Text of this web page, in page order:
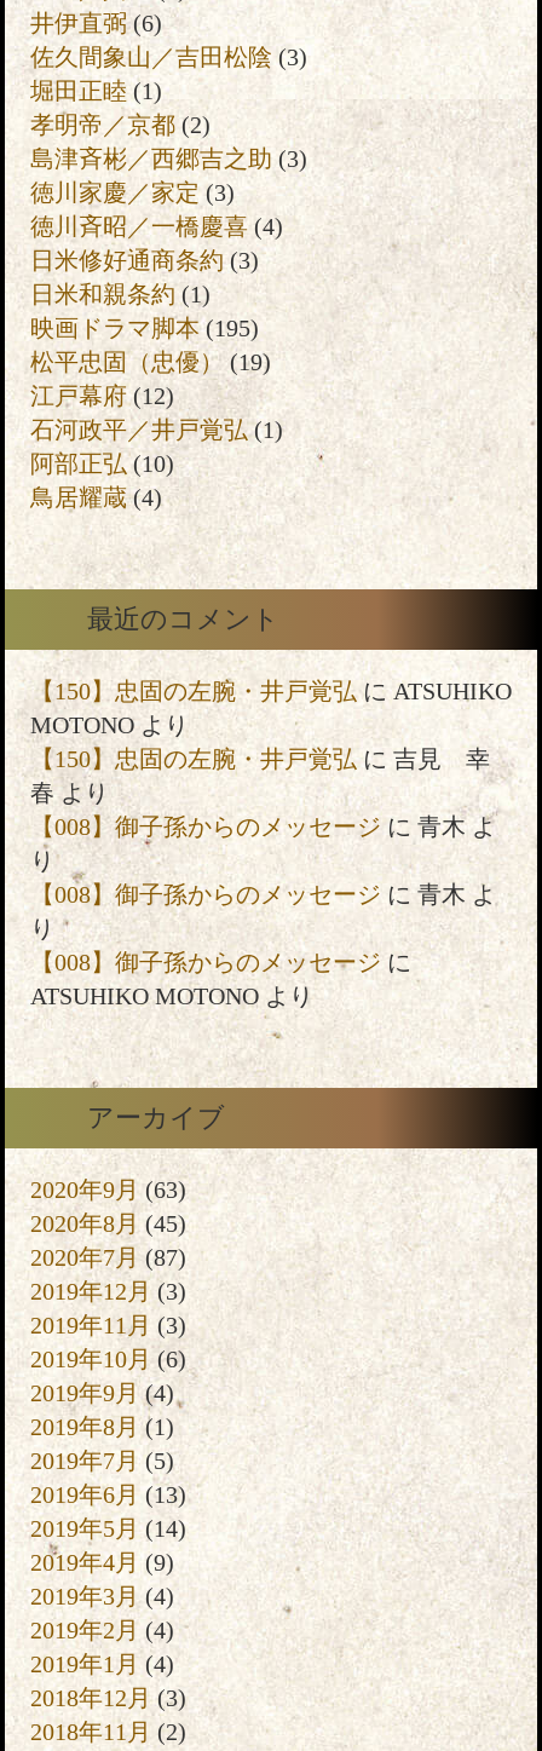
井伊直弼(6)
佐久間象山／吉田松陰(3)
堀田正睦 (1)
孝明帝／京都(2)
島津斉彬／西郷吉之助 (3)
徳川家慶／家定(3)
徳川斉昭／一橋慶喜(4)
日米修好通商条約(3)
日米和親条約 (1)
映画ドラマ脚本(195)
松平忠固（忠優） (19)
江戸幕府(12)
石河政平／井戸覚弘(1)
阿部正弘(10)
鳥居耀蔵(4)
最近のコメント
【150】忠固の左腕・井戸覚弘に ATSUHIKO
MOTONOより
【150】忠固の左腕・井戸覚弘 に 吉見 幸
春より
【008】御子孫からのメッセージに 青木よ
り
【008】御子孫からのメッセージ に 青木 よ
り
【008】御子孫からのメッセージに
ATSUHIKO MOTONOより
アーカイブ
2020年9月(63)
2020年8月 (45)
2020年7月 (87)
2019年12月(3)
2019年11月 (3)
2019年10月 (6)
2019年9月 (4)
2019年8月 (1)
2019年7月 (5)
2019年6月 (13)
2019年5月 (14)
2019年4月 (9)
2019年3月 (4)
2019年2月 (4)
2019年1月 (4)
2018年12月(3)
2018年11月 (2)